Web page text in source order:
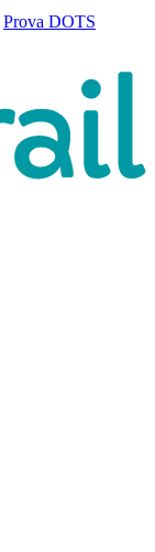
Prova DOTS